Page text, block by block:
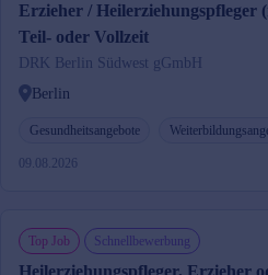
Erzieher / Heilerziehungspfleger
Teil- oder Vollzeit
DRK Berlin Südwest gGmbH
Berlin
Gesundheitsangebote
09.08.2026
Top Job Schnellbewerbung
Heilerziehungspfleger, Erzieher